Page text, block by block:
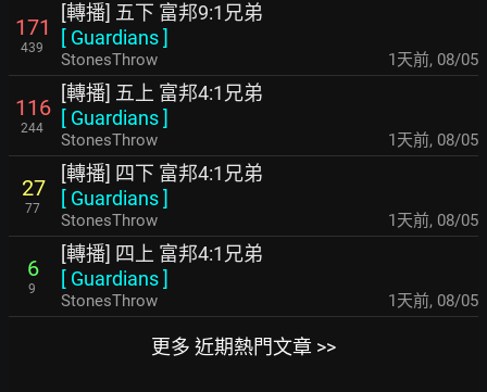
171
439
[轉播] 五下 富邦9:1兄弟
[ Guardians]
StonesThrow 1天前, 08/05
116
244
[轉播] 五上 富邦4:1兄弟
[ Guardians]
StonesThrow 1天前, 08/05
27
77
[轉播] 四下 富邦4:1兄弟
[ Guardians]
StonesThrow 1天前, 08/05
6
9
[轉播] 四上 富邦4:1兄弟
[ Guardians]
StonesThrow 1天前, 08/05
更多 近期熱門文章 >>